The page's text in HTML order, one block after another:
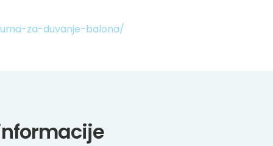
za-duvanje-balona/